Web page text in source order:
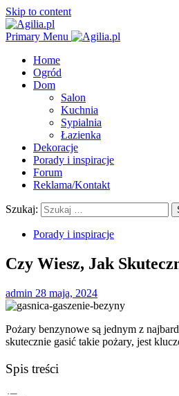
Skip to content
Primary Menu
Home
Ogród
Dom
Salon
Kuchnia
Sypialnia
Łazienka
Dekoracje
Porady i inspiracje
Forum
Reklama/Kontakt
Szukaj:
Porady i inspiracje
Czy Wiesz, Jak
admin 28 maja, 2024
Pożary benzynowe są jednym z
skutecznie gasić takie pożary, jest
Spis treści